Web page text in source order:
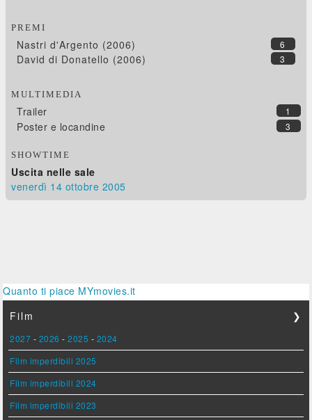
PREMI
6
Nastri d'Argento (2006)
3
David di Donatello (2006)
MULTIMEDIA
1
Trailer
3
Poster e locandine
SHOWTIME
Uscita nelle sale
venerdì 14 ottobre 2005
Quanto ti piace MYmovies.it
Film
❯
2027 - 2026 -2025 - 2024
Film imperdibili 2025
Film imperdibili 2024
Film imperdibili 2023